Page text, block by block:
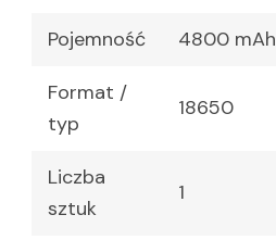
Pojemność 4800 mAh
Format /
typ
18650
Liczba
sztuk
1